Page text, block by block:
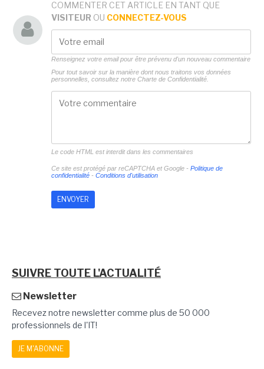
COMMENTER CET ARTICLE EN TANT QUE
VISITEUR OU CONNECTEZ-VOUS
Renseignez votre email pour être prévenu d'un nouveau commentaire
Pour tout savoir sur la manière dont nous traitons vos données
personnelles, consultez notre Charte de Confidentialité.
Le code HTML est interdit dans les commentaires
Ce site est protégé par reCAPTCHA et Google - Politique de
confidentialité- Conditions d'utilisation
SUIVRE TOUTE L'ACTUALITÉ
Newsletter
Recevez notre newsletter comme plus de 50 000
professionnels de l'IT!
JE M'ABONNE